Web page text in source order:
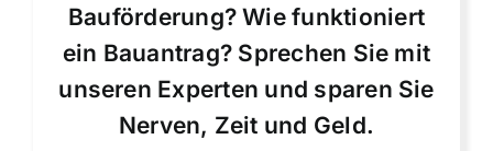
Bauförderung? Wie funktioniert
ein Bauantrag? Sprechen Sie mit
unseren Experten und sparen Sie
Nerven, Zeit und Geld.